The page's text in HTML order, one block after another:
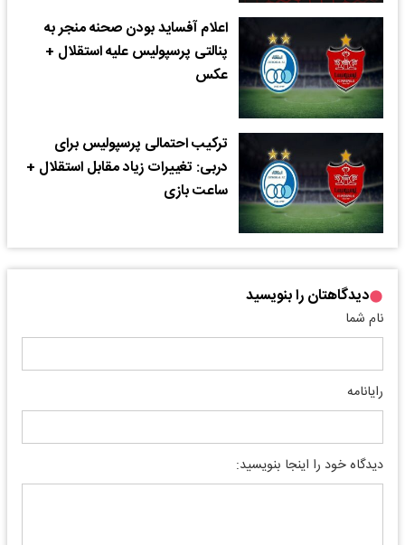
اعلام آفساید بودن صحنه منجر به
پنالتی پرسپولیس علیه استقلال +
عکس
ترکیب احتمالی پرسپولیس برای
دربی: تغییرات زیاد مقابل استقلال +
ساعت بازی
دیدگاهتان را بنویسید
نام شما
رایانامه
دیدگاه خود را اینجا بنویسید: